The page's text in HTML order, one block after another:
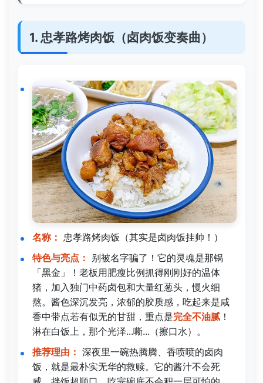
1. 忠孝路烤肉饭（卤肉饭变奏曲）
名称： 忠孝路烤肉饭（其实是卤肉饭挂帅！）
特色与亮点： 别被名字骗了！它的灵魂是那锅
「黑金」！老板用肥瘦比例抓得刚刚好的温体
猪，加入独门中药卤包和大量红葱头，慢火细
熬。酱色深沉发亮，浓郁的胶质感，吃起来是咸
香中带点若有似无的甘甜，重点是完全不油腻 ！
淋在白饭上，那个光泽...嘶...（擦口水）。
推荐理由： 深夜里一碗热腾腾、香喷喷的卤肉
饭，就是最朴实无华的救赎。它的酱汁不会死